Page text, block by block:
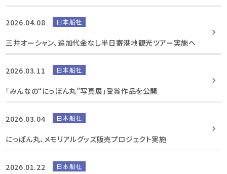
2026.04.08 日本船社
三井オーシャン、追加代金なし半日寄港地観光ツアー実施へ
2026.03.11 日本船社
「みんなの“にっぽん丸”写真展」受賞作品を公開
2026.03.04 日本船社
にっぽん丸、メモリアルグッズ販売プロジェクト実施
2026.01.22 日本船社